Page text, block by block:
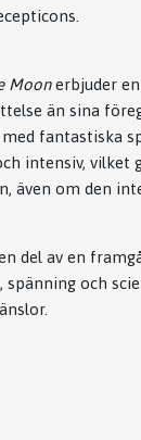
Moonerbjuder
än sina
fantastiska
intensiv, vilket
även om den
del av en
och